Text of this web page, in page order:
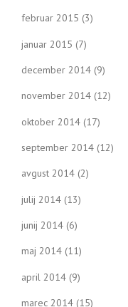
februar 2015 (3)
januar 2015 (7)
december 2014 (9)
november 2014 (12)
oktober 2014 (17)
september 2014 (12)
avgust 2014 (2)
julij 2014 (13)
junij 2014 (6)
maj 2014 (11)
april 2014 (9)
marec 2014 (15)